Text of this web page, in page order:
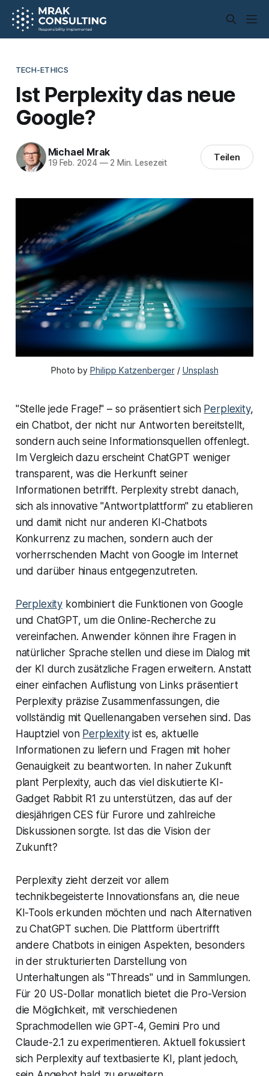
TECH-ETHICS
Ist Perplexity das neue
Google?
Michael Mrak
19 Feb. 2024 —2 Min. Lesezeit Teilen
Photo by Philipp Katzenberger / Unsplash
"Stelle jede Frage!" – so präsentiert sich Perplexity,
ein Chatbot, der nicht nur Antworten bereitstellt,
sondern auch seine Informationsquellen offenlegt.
Im Vergleich dazu erscheint ChatGPT weniger
transparent, was die Herkunft seiner
Informationen betrifft. Perplexity strebt danach,
sich als innovative "Antwortplattform" zu etablieren
und damit nicht nur anderen KI-Chatbots
Konkurrenz zu machen, sondern auch der
vorherrschenden Macht von Google im Internet
und darüber hinaus entgegenzutreten.
Perplexity kombiniert die Funktionen von Google
und ChatGPT, um die Online-Recherche zu
vereinfachen. Anwender können ihre Fragen in
natürlicher Sprache stellen und diese im Dialog mit
der KI durch zusätzliche Fragen erweitern. Anstatt
einer einfachen Auflistung von Links präsentiert
Perplexity präzise Zusammenfassungen, die
vollständig mit Quellenangaben versehen sind. Das
Hauptziel von Perplexityist es, aktuelle
Informationen zu liefern und Fragen mit hoher
Genauigkeit zu beantworten. In naher Zukunft
plant Perplexity, auch das viel diskutierte KI-
Gadget Rabbit R1 zu unterstützen, das auf der
diesjährigen CES für Furore und zahlreiche
Diskussionen sorgte. Ist das die Vision der
Zukunft?
Perplexity zieht derzeit vor allem
technikbegeisterte Innovationsfans an, die neue
KI-Tools erkunden möchten und nach Alternativen
zu ChatGPT suchen. Die Plattform übertrifft
andere Chatbots in einigen Aspekten, besonders
in der strukturierten Darstellung von
Unterhaltungen als "Threads" und in Sammlungen.
Für 20 US-Dollar monatlich bietet die Pro-Version
die Möglichkeit, mit verschiedenen
Sprachmodellen wie GPT-4, Gemini Pro und
Claude-2.1 zu experimentieren. Aktuell fokussiert
sich Perplexity auf textbasierte KI, plant jedoch,